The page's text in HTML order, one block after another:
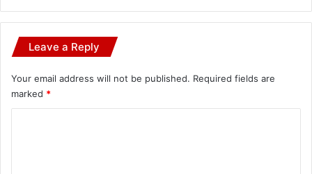
Leave a Reply
Your email address will not be published. Required fields are
marked *